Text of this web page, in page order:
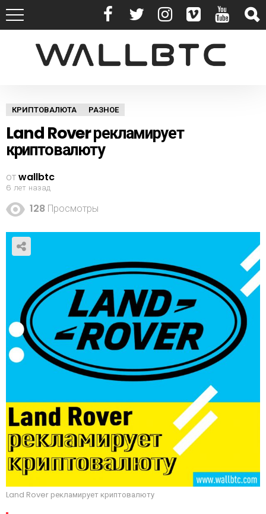
КРИПТОВАЛЮТА РАЗНОЕ
Land Rover рекламирует
криптовалюту
отwallbtc
6 лет назад
128 Просмотры
Land Rover рекламирует криптовалюту